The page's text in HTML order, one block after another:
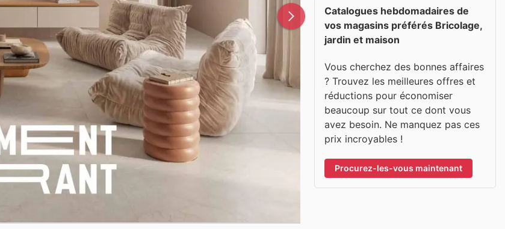
Catalogues hebdomadaires de
vos magasins préférés Bricolage,
jardin et maison
Vous cherchez des bonnes affaires
? Trouvez les meilleures offres et
réductions pour économiser
beaucoup sur tout ce dont vous
avez besoin. Ne manquez pas ces
prix incroyables !
Procurez-les-vous maintenant